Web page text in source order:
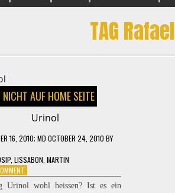
TAG Rafael
NICHT AUF HOME SEITE
Urinol
16, 2010; MD OCTOBER 24, 2010 BY
, LISSABON MARTIN
ON
URINOL
Urinol wohl heissen? Ist es ein